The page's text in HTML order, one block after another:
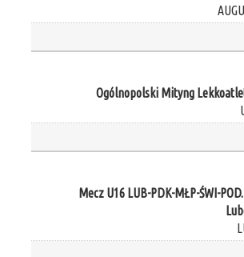
Ogólnopolski Mityng
Mecz U16 LUB-PDK-MŁP-ŚWI-